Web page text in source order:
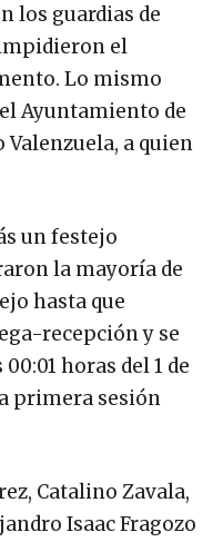
los guardias de
el
Lo mismo
Ayuntamiento de
a quien
un festejo
la mayoría de
hasta que
recepción y se
horas del 1 de
primera sesión
Catalino Zavala,
Isaac Fragozo